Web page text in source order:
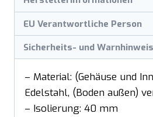
EU Verantwortliche Person
Sicherheits- und
– Material: (Gehäuse und
Edelstahl, (Boden außen)
– Isolierung: 40 mm